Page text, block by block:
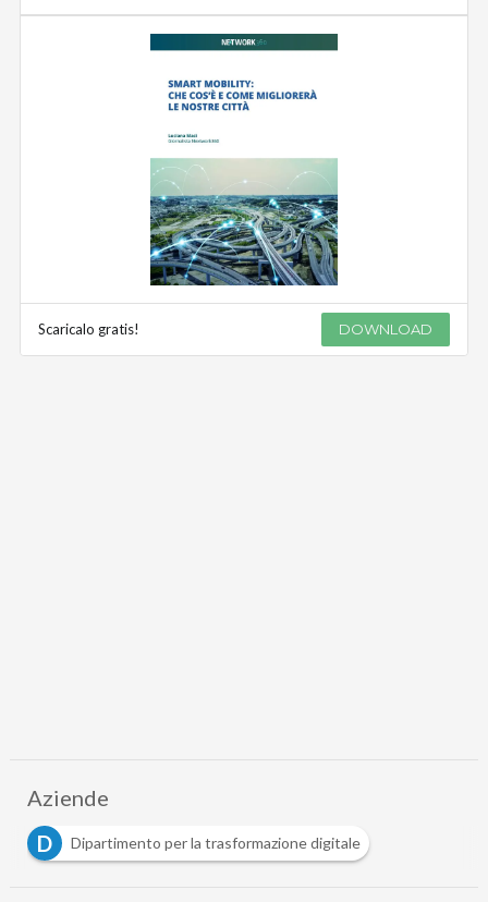
Scaricalo gratis! DOWNLOAD
Aziende
D
Dipartimento per la trasformazione digitale